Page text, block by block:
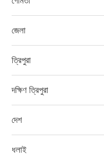
জেলা
ত্রিপুরা
দক্ষিণ ত্রিপুরা
দেশ
ধলাই